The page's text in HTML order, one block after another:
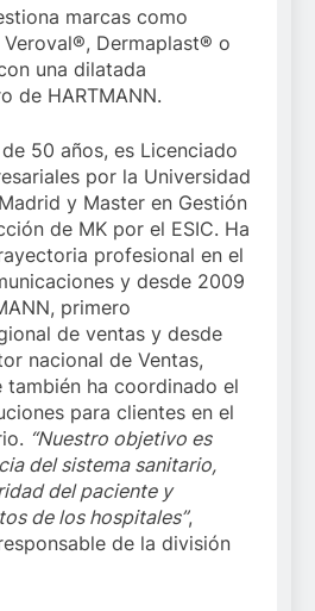
marcas como
Dermaplast® o
una dilatada
de HARTMANN.
50 años, es Licenciado
por la Universidad
y Master en Gestión
de MK por el ESIC. Ha
profesional en el
y desde 2009
primero
de ventas y desde
nacional de Ventas,
también ha coordinado el
para clientes en el
“Nuestro objetivo es
del sistema sanitario,
del paciente y
de los hospitales”,
de la división